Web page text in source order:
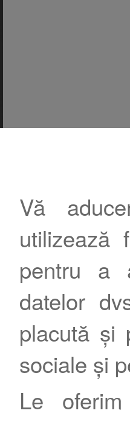
Vă
utilizează
pentru a
datelor
placută și
sociale și
Le
Contact|Termeni şi condiţii Publicitate